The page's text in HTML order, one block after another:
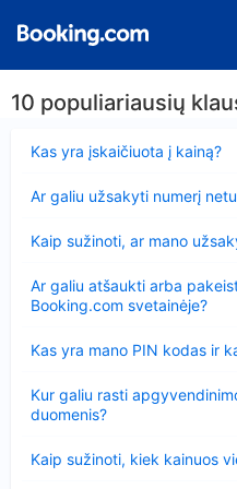
10 populiariausių
Kas yra įskaičiuota į kainą?
Ar galiu užsakyti numerį
Kaip sužinoti, ar mano
Ar galiu atšaukti arba
Booking.com svetainėje?
Kas yra mano PIN kodas ir
Kur galiu rasti
duomenis?
Kaip sužinoti, kiek kainuos